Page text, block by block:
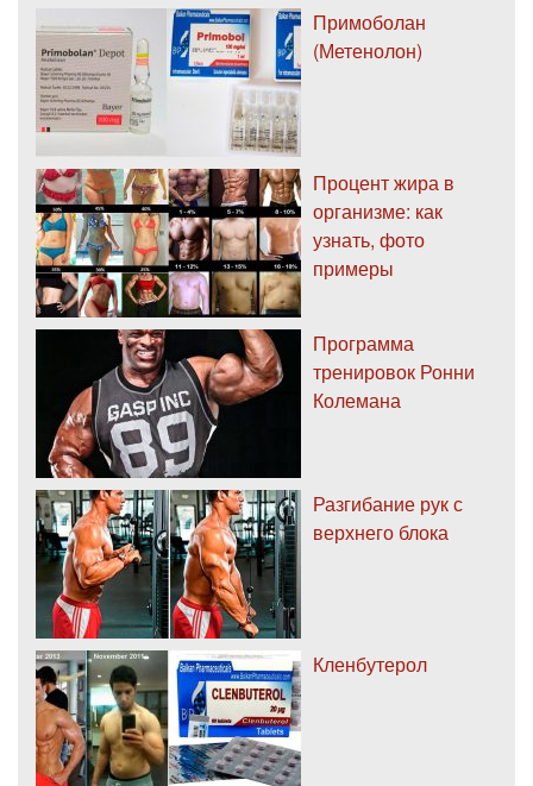
Примоболан
(Метенолон)
Процент жира в
организме: как
узнать, фото
примеры
Программа
тренировок Ронни
Колемана
Разгибание рук с
верхнего блока
Кленбутерол